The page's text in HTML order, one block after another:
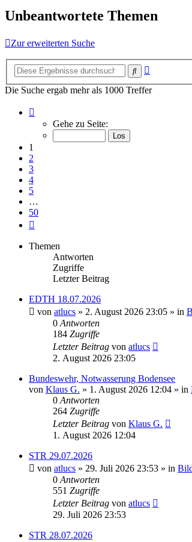
Unbeantwortete Themen
Zur erweiterten Suche
Suche
Die Suche ergab mehr als 1000 Treffer
von
Gehe zu Seite:
1
2
3
4
5
…
50
Themen
Antworten
Zugriffe
Letzter Beitrag
EDTH 18.07.2026
von atlucs » 2. August 2026 23:05 » in
0 Antworten
184 Zugriffe
Letzter Beitrag von atlucs
2. August 2026 23:05
Bundeswehr, Notwasserung Bodensee
von Klaus G. » 1. August 2026 12:04 » in
0 Antworten
264 Zugriffe
Letzter Beitrag von Klaus G.
1. August 2026 12:04
STR 29.07.2026
von atlucs » 29. Juli 2026 23:53 » in
0 Antworten
551 Zugriffe
Letzter Beitrag von atlucs
29. Juli 2026 23:53
STR 28.07.2026